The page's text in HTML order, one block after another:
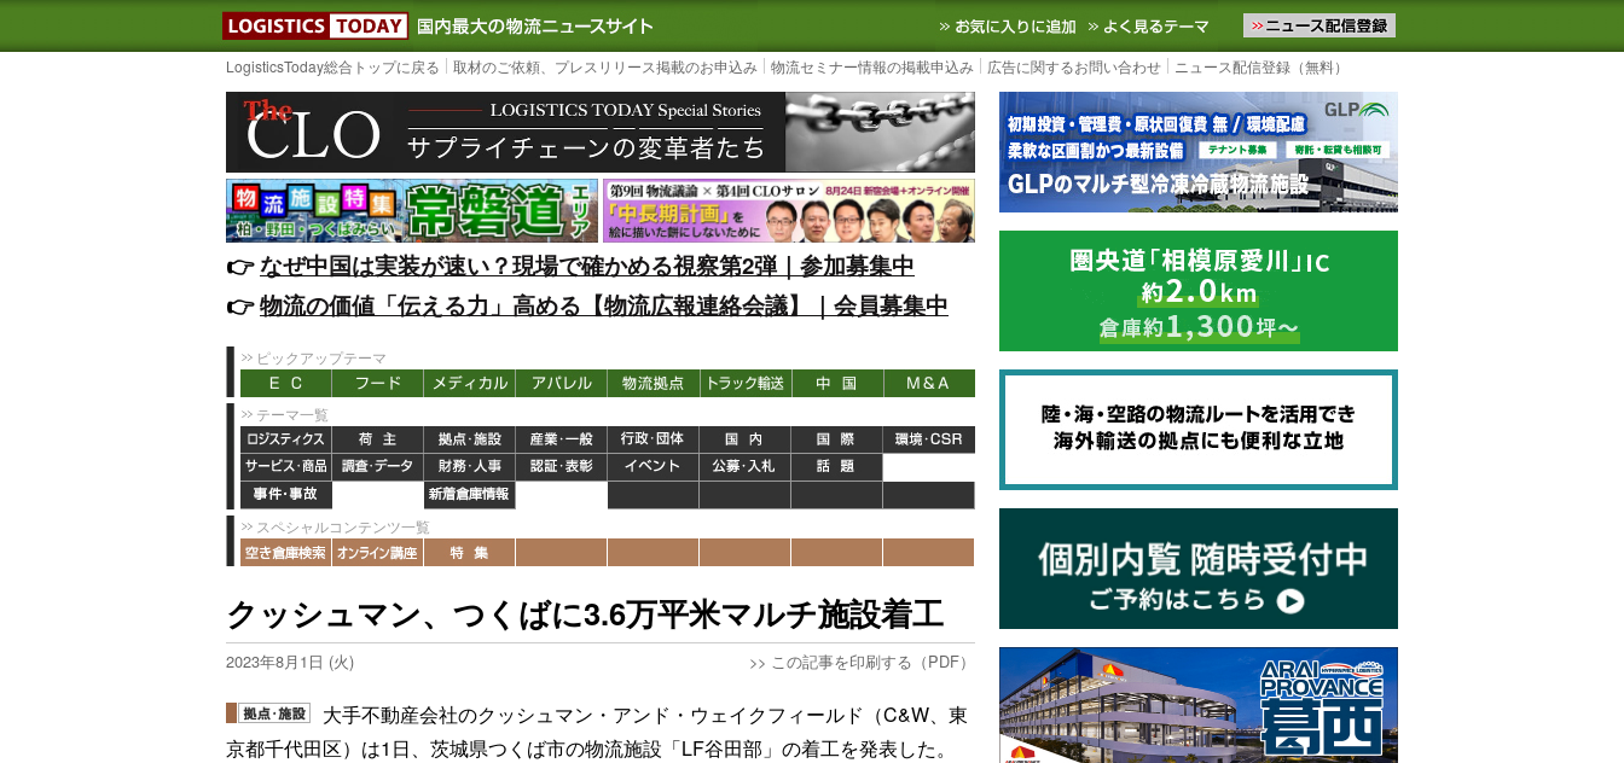
LOGISTICS TODAY｜国内最大の物流ニュースサイト3PL, SCMなど国内外の最新の物流ニュースをお届けします。物流ニュースメール配信を登録す
お気に入りに追加 よく見るテーマ
LogisticsToday総合トップに戻る 取材のご依頼、プレスリリース掲載のお申込み 物流セミナー情報の掲載申込み 広告に関するお問い合わせ ニュース配信登録（無料）
👉️なぜ中国は実装が速い？現場で確かめる視察第2弾｜参加募集中
👉️物流の価値「伝える力」高める【物流広報連絡会議】｜会員募集中
ピックアップテーマ
テーマ一覧
スペシャルコンテンツ一覧
クッシュマン、つくばに3.6万平米マルチ施設着工
2023年8月1日 (火) >> この記事を印刷する（PDF）
大手不動産会社のクッシュマン・アンド・ウェイクフィールド（C&W、東
京都千代田区）は1日、茨城県つくば市の物流施設「LF谷田部」の着工を発表した。